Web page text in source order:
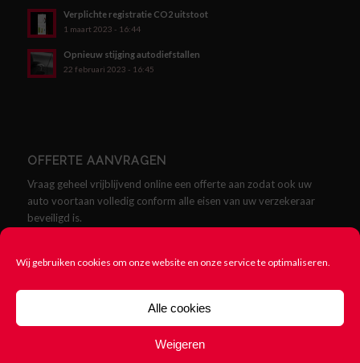
Wij gebruiken cookies om onze website en onze service te optimaliseren.
Alle cookies
Weigeren
Verplichte registratie CO2 uitstoot
1 maart 2023 - 16:44
Opnieuw stijging autodiefstallen
22 februari 2023 - 16:45
OFFERTE AANVRAGEN
Vraag geheel vrijblijvend online een offerte aan zodat ook uw
auto voortaan volledig conform alle eisen van uw verzekeraar
beveiligd is.
© Copyright - SCMklasse.nl - Alles over SCM Klasse Alarmen -